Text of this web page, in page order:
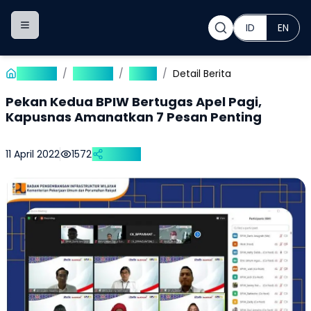
Toggle navigation menu ID EN
/ / / Detail Berita
Pekan Kedua BPIW Bertugas Apel Pagi,
Kapusnas Amanatkan 7 Pesan Penting
11 April 2022 1572